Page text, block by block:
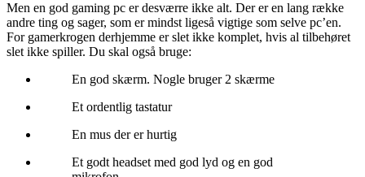
Men en god gaming pc er desværre ikke alt. Der er en lang række
andre ting og sager, som er mindst ligeså vigtige som selve pc’en.
For gamerkrogen derhjemme er slet ikke komplet, hvis al tilbehøret
slet ikke spiller. Du skal også bruge:
En god skærm. Nogle bruger 2 skærme
Et ordentlig tastatur
En mus der er hurtig
Et godt headset med god lyd og en god